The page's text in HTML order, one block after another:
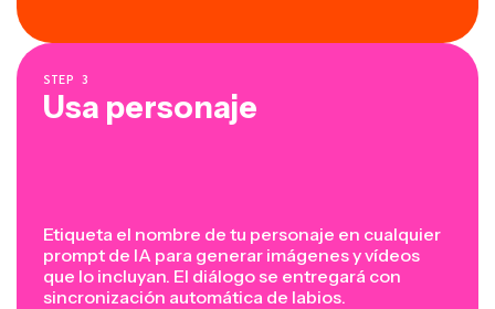
STEP 3
Usa personaje
Etiqueta el nombre de tu personaje en cualquier
prompt de IA para generar imágenes y vídeos
que lo incluyan. El diálogo se entregará con
sincronización automática de labios.